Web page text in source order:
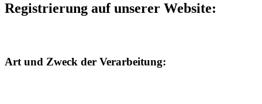
Registrierung auf unserer Website:
Art und Zweck der Verarbeitung: